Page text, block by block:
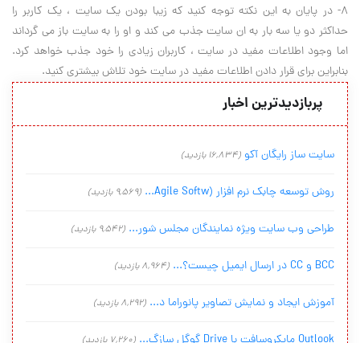
8- در پايان به اين نکته توجه کنيد که زيبا بودن يک سايت ، يک کاربر را
حداکثر دو يا سه بار به ان سايت جذب مي کند و او را به سايت باز مي گرداند
اما وجود اطلاعات مفيد در سايت ، کاربران زيادي را خود جذب خواهد کرد.
بنابراين براي قرار دادن اطلاعات مفيد در سايت خود تلاش بيشتري کنيد.
پربازدیدترین اخبار
سایت ساز رایگان آکو (16,834 بازدید)
روش توسعه چابک نرم افزار (Agile Softw... (9,569 بازدید)
طراحی وب سایت ویژه نمایندگان مجلس شور... (9,542 بازدید)
BCC و CC در ارسال ایمیل چیست؟... (8,964 بازدید)
آموزش ایجاد و نمایش تصاویر پانوراما د... (8,292 بازدید)